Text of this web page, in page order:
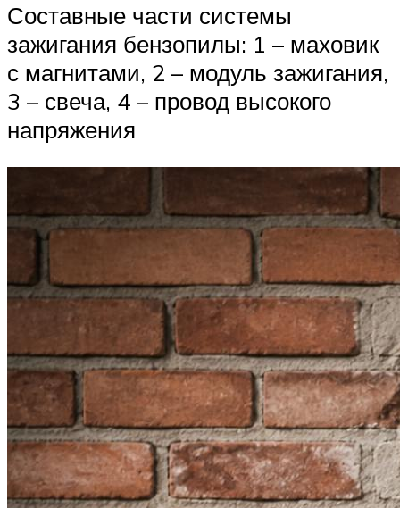
Составные части системы
зажигания бензопилы: 1 – маховик
с магнитами, 2 – модуль зажигания,
3 – свеча, 4 – провод высокого
напряжения